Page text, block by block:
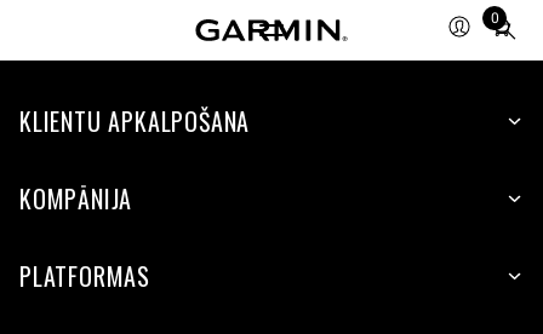
0
Total
items
cart:
KLIENTU APKALPOŠANA
KOMPĀNIJA
PLATFORMAS